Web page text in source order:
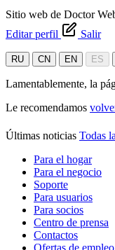
Sitio web de Doctor
Editar perfil
Salir
RU CN EN ES
Lamentablemente, la
Le recomendamos
Últimas noticias Todas
Para el hogar
Para el negocio
Soporte
Para usuarios
Para socios
Centro de prensa
Contactos
Ofertas de empleo